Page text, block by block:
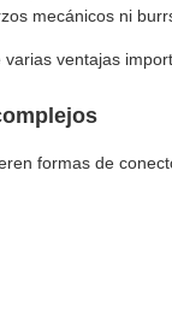
mecánicos ni
ventajas
formas de